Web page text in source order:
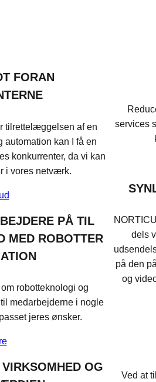
FORAN
tilrettelæggelsen af en
automation kan I få en
konkurrenter, da vi kan
i vores netværk.
PÅ TIL
MED ROBOTTER
robotteknologi og
medarbejderne i nogle
jeres ønsker.
OG
services
dels
på den
og
Ved at